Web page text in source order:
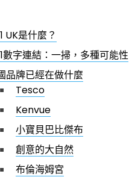
UK是什麼？
數字連結：一掃，多種可能性
品牌已經在做什麼
Tesco
Kenvue
小寶貝巴比傑布
創意的大自然
布倫海姆宮